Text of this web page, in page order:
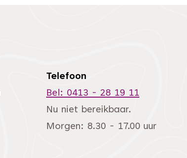
Telefoon
Bel: 0413 - 28 19 11
Nu niet bereikbaar.
Morgen: 8.30 - 17.00 uur